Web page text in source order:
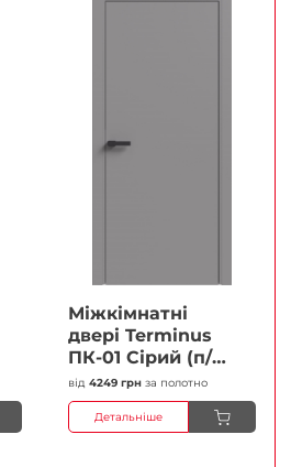
Міжкімнатні
двері Terminus
ПК-01 Сірий (п/п)
Глухі Плівка
від 4249 грн за полотно
Детальніше